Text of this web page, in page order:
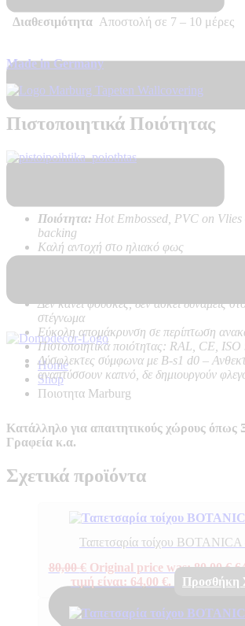
Home
Shop
Ποιοτητα Marburg
Διαθεσιμότητα Αποστολή σε 7 – 10 μέρες
Made in Germany
Πιστοποιητικά Ποιότητας
Ποιότητα: Hot Embossed, PVC on Vlies
backing
Καλή αντοχή στο ηλιακό φως
Δεν κάνει φούσκες, δεν ασκεί δυνάμεις
στέγνωμα
Εύκολη απομάκρυνση σε περίπτωση
Πιστοποιητικά ποιότητας: RAL, CE, ISO
Δύσφλεκτες σύμφωνα με B-s1 d0 –
αναπτύσσουν καπνό, δε δημιουργούν
Κατάλληλο για απαιτητικούς χώρους όπως
Γραφεία κ.α.
Σχετικά προϊόντα
Ταπετσαρία τοίχου
80,00€ Original price was: 80,00 €.
τιμή είναι: 64,00 €.
Προσθήκη